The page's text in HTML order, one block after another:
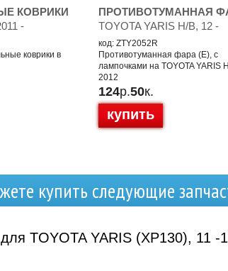
КОВРИКИ
-
коврики в
ПРОТИВОТУМАННАЯ
TOYOTA YARIS H/B, 12 -
код: ZTY2052R
Противотуманная фара (E), с
лампочками на TOYOTA YARIS
2012
124р.50к.
купить
купить следующие
TOYOTA YARIS (XP130), 11 -